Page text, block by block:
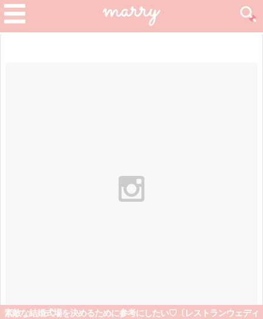
素敵な結婚式場を決めるために参考にしたい♡〔レストランウェディ